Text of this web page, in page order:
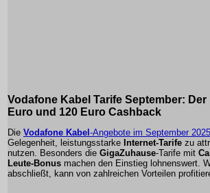
Vodafone Kabel Tarife September: Der
Euro und 120 Euro Cashback
Die Vodafone Kabel -Angebote im September 2025
Gelegenheit, leistungsstarke Internet-Tarife zu
nutzen. Besonders die GigaZuhause-Tarife mit
Leute-Bonus machen den Einstieg lohnenswert.
abschließt, kann von zahlreichen Vorteilen